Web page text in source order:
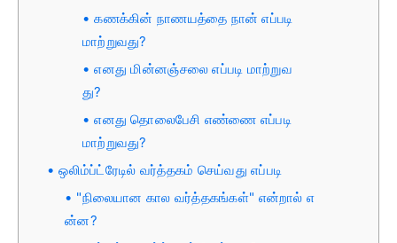
கணக்கின் நாணயத்தை நான் எப்படி
மாற்றுவது?
எனது மின்னஞ்சலை எப்படி மாற்றுவ
து?
எனது தொலைபேசி எண்ணை எப்படி
மாற்றுவது?
ஒலிம்ப்ட்ரேடில் வர்த்தகம் செய்வது எப்படி
"நிலையான கால வர்த்தகங்கள்" என்றால் எ
ன்ன?